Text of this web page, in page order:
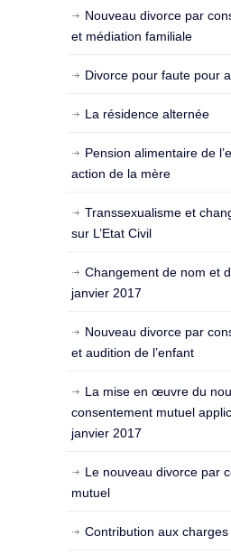
Nouveau divorce par
et médiation familiale
Divorce pour faute pour
La résidence alternée
Pension alimentaire de
action de la mère
Transsexualisme et
sur L’Etat Civil
Changement de nom et
janvier 2017
Nouveau divorce par
et audition de l’enfant
La mise en œuvre du
consentement mutuel
janvier 2017
Le nouveau divorce par
mutuel
Contribution aux